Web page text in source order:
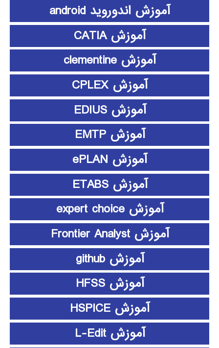
آموزش اندوروید android
آموزش CATIA
آموزش clementine
آموزش CPLEX
آموزش EDIUS
آموزش EMTP
آموزش ePLAN
آموزش ETABS
آموزش expert choice
آموزش Frontier Analyst
آموزش github
آموزش HFSS
آموزش HSPICE
آموزش L-Edit